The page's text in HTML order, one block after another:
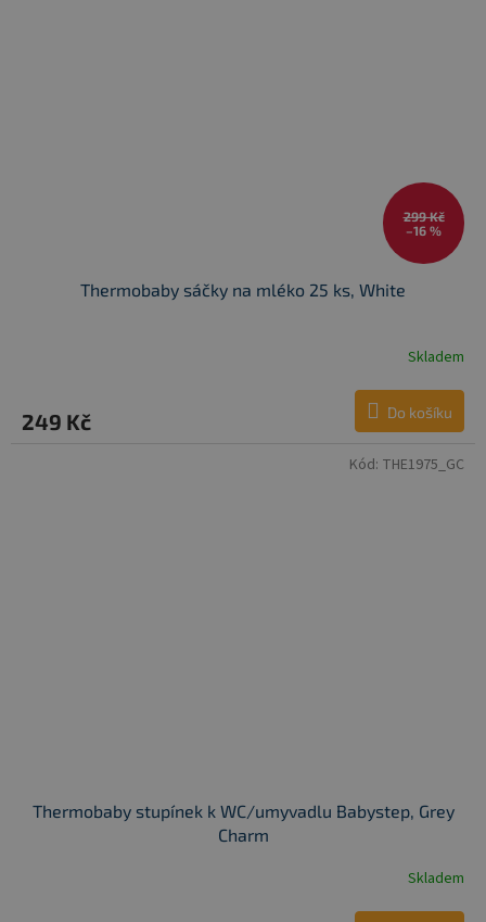
299 Kč
–16 %
Thermobaby sáčky na mléko 25 ks, White
Skladem
249 Kč Do košíku
Thermobaby stupínek k WC/umyvadlu Babystep, Grey
Charm
Skladem
Kód: THE1975_GC